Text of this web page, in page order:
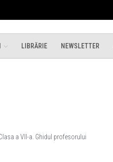
LIBRĂRIE NEWSLETTER
a VII-a. Ghidul profesorului